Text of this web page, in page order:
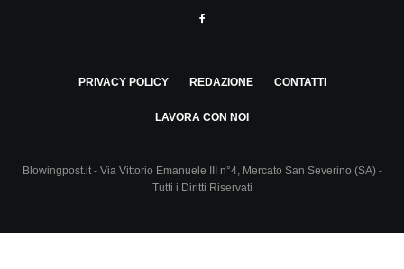
PRIVACY POLICY REDAZIONE CONTATTI
LAVORA CON NOI
Blowingpost.it - Via Vittorio Emanuele III n°4, Mercato San Severino (SA) -
Tutti i Diritti Riservati